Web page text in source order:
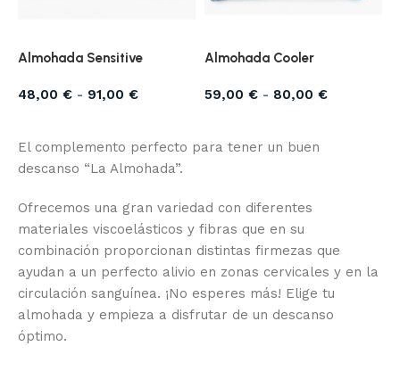
Almohada Sensitive
48,00 € - 91,00 €
Almohada Cooler
59,00 € - 80,00 €
El complemento perfecto para tener un buen
descanso “La Almohada”.
Ofrecemos una gran variedad con diferentes
materiales viscoelásticos y fibras que en su
combinación proporcionan distintas firmezas que
ayudan a un perfecto alivio en zonas cervicales y en la
circulación sanguínea. ¡No esperes más! Elige tu
almohada y empieza a disfrutar de un descanso
óptimo.